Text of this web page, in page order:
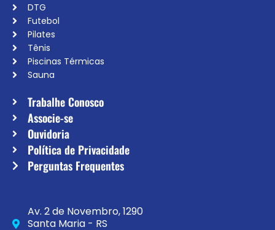
DTG
Futebol
Pilates
Tênis
Piscinas Térmicas
Sauna
Trabalhe Conosco
Associe-se
Ouvidoria
Política de Privacidade
Perguntas Frequentes
Av. 2 de Novembro, 1290
Santa Maria - RS